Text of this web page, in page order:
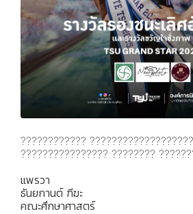
????????????
???????????????? ????????
แพรวา
ธันยกานต์ ฑีฆะ
คณะศึกษาศาสตร์